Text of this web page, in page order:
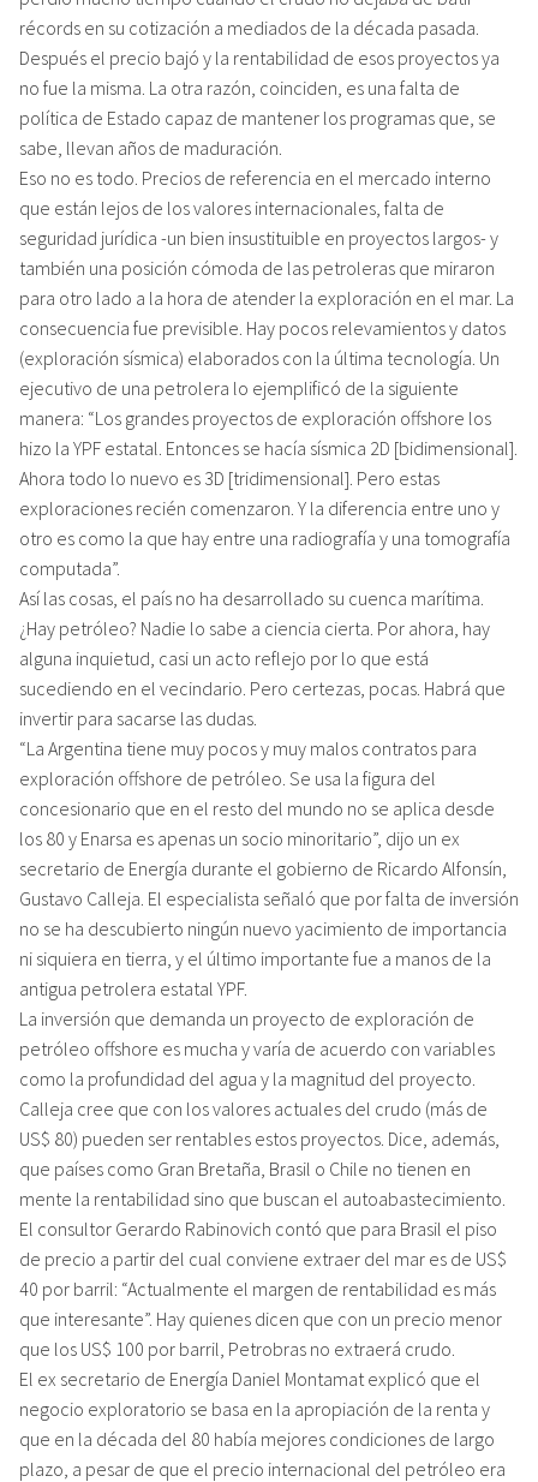
récords en su cotización a mediados de la década pasada.
Después el precio bajó y la rentabilidad de esos proyectos ya
no fue la misma. La otra razón, coinciden, es una falta de
política de Estado capaz de mantener los programas que, se
sabe, llevan años de maduración.
Eso no es todo. Precios de referencia en el mercado interno
que están lejos de los valores internacionales, falta de
seguridad jurídica -un bien insustituible en proyectos largos- y
también una posición cómoda de las petroleras que miraron
para otro lado a la hora de atender la exploración en el mar. La
consecuencia fue previsible. Hay pocos relevamientos y datos
(exploración sísmica) elaborados con la última tecnología. Un
ejecutivo de una petrolera lo ejemplificó de la siguiente
manera: “Los grandes proyectos de exploración offshore los
hizo la YPF estatal. Entonces se hacía sísmica 2D [bidimensional].
Ahora todo lo nuevo es 3D [tridimensional]. Pero estas
exploraciones recién comenzaron. Y la diferencia entre uno y
otro es como la que hay entre una radiografía y una tomografía
computada”.
Así las cosas, el país no ha desarrollado su cuenca marítima.
¿Hay petróleo? Nadie lo sabe a ciencia cierta. Por ahora, hay
alguna inquietud, casi un acto reflejo por lo que está
sucediendo en el vecindario. Pero certezas, pocas. Habrá que
invertir para sacarse las dudas.
“La Argentina tiene muy pocos y muy malos contratos para
exploración offshore de petróleo. Se usa la figura del
concesionario que en el resto del mundo no se aplica desde
los 80 y Enarsa es apenas un socio minoritario”, dijo un ex
secretario de Energía durante el gobierno de Ricardo Alfonsín,
Gustavo Calleja. El especialista señaló que por falta de inversión
no se ha descubierto ningún nuevo yacimiento de importancia
ni siquiera en tierra, y el último importante fue a manos de la
antigua petrolera estatal YPF.
La inversión que demanda un proyecto de exploración de
petróleo offshore es mucha y varía de acuerdo con variables
como la profundidad del agua y la magnitud del proyecto.
Calleja cree que con los valores actuales del crudo (más de
US$ 80) pueden ser rentables estos proyectos. Dice, además,
que países como Gran Bretaña, Brasil o Chile no tienen en
mente la rentabilidad sino que buscan el autoabastecimiento.
El consultor Gerardo Rabinovich contó que para Brasil el piso
de precio a partir del cual conviene extraer del mar es de US$
40 por barril: “Actualmente el margen de rentabilidad es más
que interesante”. Hay quienes dicen que con un precio menor
que los US$ 100 por barril, Petrobras no extraerá crudo.
El ex secretario de Energía Daniel Montamat explicó que el
negocio exploratorio se basa en la apropiación de la renta y
que en la década del 80 había mejores condiciones de largo
plazo, a pesar de que el precio internacional del petróleo era